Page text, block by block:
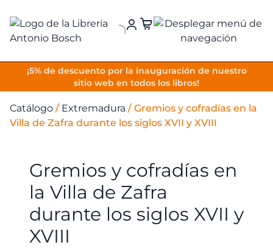
¡5% de descuento por la inauguración de nuestro
sitio web en todos los libros!
VOLVER
Catálogo / Extremadura / Gremios y cofradías en la
Villa de Zafra durante los siglos XVII y XVIII
Gremios y cofradías en
la Villa de Zafra
durante los siglos XVII y
XVIII